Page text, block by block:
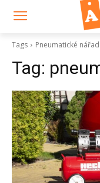
Tags Pneumatické
Tag: